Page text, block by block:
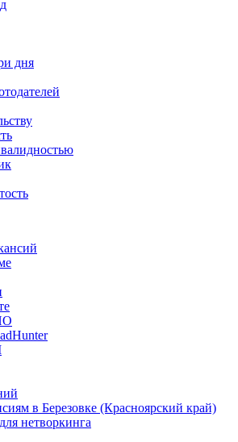
дня
в Березовке (Красноярский край)
нетворкинга